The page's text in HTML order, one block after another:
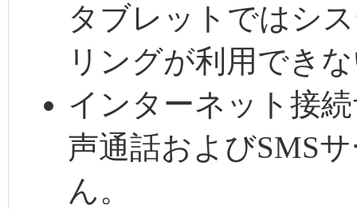
タブレットではシ
リングが利用でき
インターネット接
声通話およびSMS
ん。